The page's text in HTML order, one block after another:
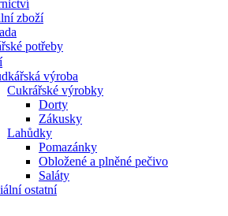
zboží
potřeby
výroba
Cukrářské výrobky
Dorty
Zákusky
Lahůdky
Pomazánky
Obložené a plněné pečivo
Saláty
ostatní